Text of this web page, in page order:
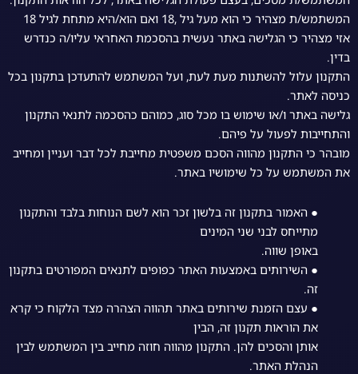
המשתמש/ת מצהיר כי הוא מעל גיל ,18 ואם הוא/היא מתחת לגיל 18
אזי מצהיר כי הגלישה באתר נעשית בהסכמת האחראי עליו/ה כנדרש
בדין.
התקנון עלול להשתנות מעת לעת, ועל המשתמש להתעדכן בתקנון בכל
כניסה לאתר.
גלישה באתר ו/או שימוש בו מכל סוג, כמוהם כהסכמה לתנאי התקנון
והתחייבות לפעול על פיהם.
מובהר כי התקנון מהווה הסכם משפטית מחייבת לכל דבר ועניין ומחייב
את המשתמש על כל שימושיו באתר.
● האמור בתקנון זה בלשון זכר הוא לשם הנוחות בלבד והתקנון
מתייחס לבני שני המינים
באופן שווה.
● השירותים באמצעות האתר כפופים לתנאים המפורטים בתקנון
זה.
● עצם הזמנת שירותים באתר תהווה הצהרה מצד הלקוח כי קרא
את הוראות תקנון זה, הבין
אותן והסכים להן. התקנון מהווה חוזה מחייב בין המשתמש לבין
הנהלת האתר.